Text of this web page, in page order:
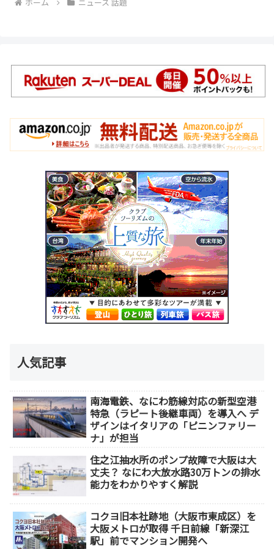
人気記事
南海電鉄、なにわ筋線対応の新型空港
特急（ラピート後継車両）を導入へ デ
ザインはイタリアの「ピニンファリー
ナ」が担当
住之江抽水所のポンプ故障で大阪は大
丈夫？ なにわ大放水路30万トンの排水
能力をわかりやすく解説
コクヨ旧本社跡地（大阪市東成区）を
大阪メトロが取得 千日前線「新深江
駅」前でマンション開発へ